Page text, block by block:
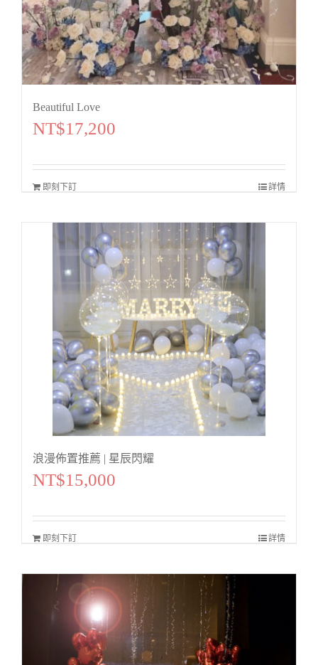
Beautiful Love
NT$17,200
即刻下訂 詳情
浪漫佈置推薦 | 星辰閃耀
NT$15,000
即刻下訂 詳情